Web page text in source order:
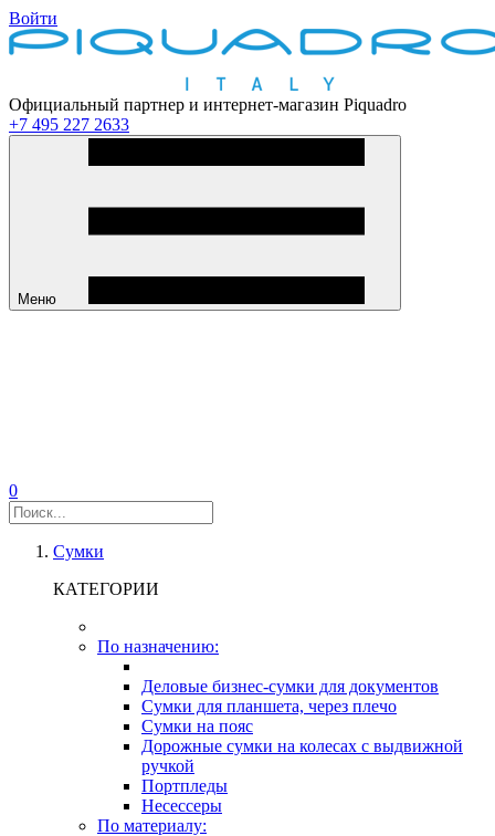
Войти
Официальный партнер и интернет-магазин Piquadro
+7 495 227 2633
Меню
0
Сумки
КАТЕГОРИИ
По назначению:
Деловые бизнес-сумки для документов
Сумки для планшета, через плечо
Сумки на пояс
Дорожные сумки на колесах с выдвижной
ручкой
Портпледы
Несессеры
По материалу: